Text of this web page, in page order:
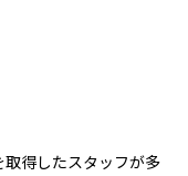
得したスタッフが多